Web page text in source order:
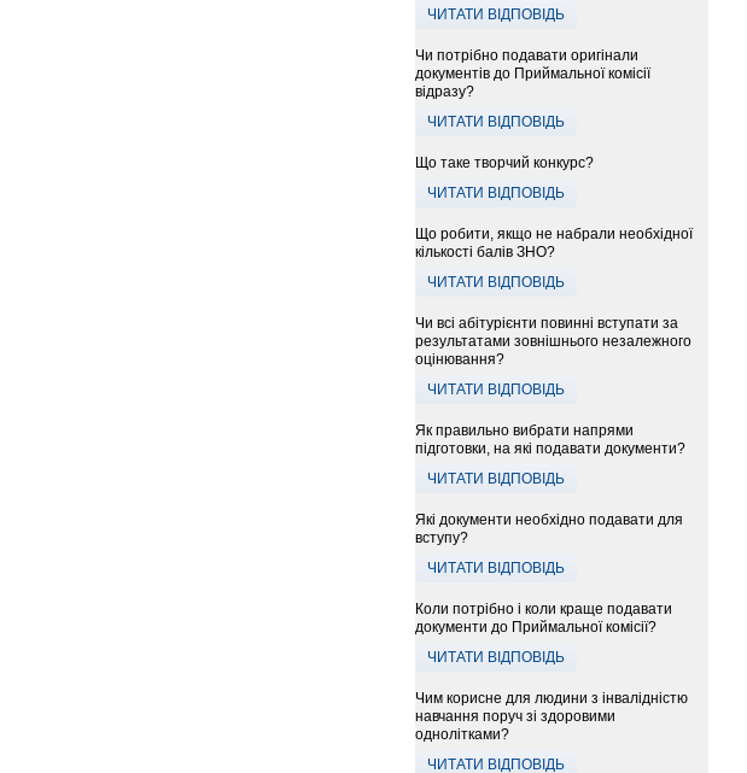
ЧИТАТИ ВІДПОВІДЬ
Чи потрібно подавати оригінали
документів до Приймальної комісії
відразу?
ЧИТАТИ ВІДПОВІДЬ
Що таке творчий конкурс?
ЧИТАТИ ВІДПОВІДЬ
Що робити, якщо не набрали необхідної
кількості балів ЗНО?
ЧИТАТИ ВІДПОВІДЬ
Чи всі абітурієнти повинні вступати за
результатами зовнішнього незалежного
оцінювання?
ЧИТАТИ ВІДПОВІДЬ
Як правильно вибрати напрями
підготовки, на які подавати документи?
ЧИТАТИ ВІДПОВІДЬ
Які документи необхідно подавати для
вступу?
ЧИТАТИ ВІДПОВІДЬ
Коли потрібно і коли краще подавати
документи до Приймальної комісії?
ЧИТАТИ ВІДПОВІДЬ
Чим корисне для людини з інвалідністю
навчання поруч зі здоровими
однолітками?
ЧИТАТИ ВІДПОВІДЬ